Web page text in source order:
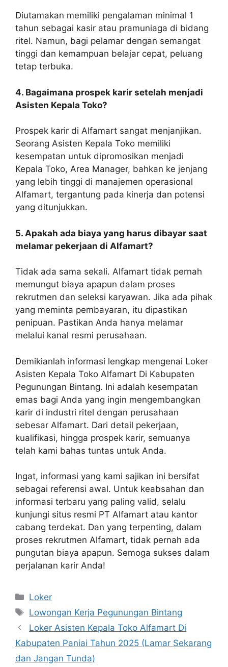
Diutamakan memiliki pengalaman minimal 1
tahun sebagai kasir atau pramuniaga di bidang
ritel. Namun, bagi pelamar dengan semangat
tinggi dan kemampuan belajar cepat, peluang
tetap terbuka.
4. Bagaimana prospek karir setelah menjadi
Asisten Kepala Toko?
Prospek karir di Alfamart sangat menjanjikan.
Seorang Asisten Kepala Toko memiliki
kesempatan untuk dipromosikan menjadi
Kepala Toko, Area Manager, bahkan ke jenjang
yang lebih tinggi di manajemen operasional
Alfamart, tergantung pada kinerja dan potensi
yang ditunjukkan.
5. Apakah ada biaya yang harus dibayar saat
melamar pekerjaan di Alfamart?
Tidak ada sama sekali. Alfamart tidak pernah
memungut biaya apapun dalam proses
rekrutmen dan seleksi karyawan. Jika ada pihak
yang meminta pembayaran, itu dipastikan
penipuan. Pastikan Anda hanya melamar
melalui kanal resmi perusahaan.
Demikianlah informasi lengkap mengenai Loker
Asisten Kepala Toko Alfamart Di Kabupaten
Pegunungan Bintang. Ini adalah kesempatan
emas bagi Anda yang ingin mengembangkan
karir di industri ritel dengan perusahaan
sebesar Alfamart. Dari detail pekerjaan,
kualifikasi, hingga prospek karir, semuanya
telah kami bahas tuntas untuk Anda.
Ingat, informasi yang kami sajikan ini bersifat
sebagai referensi awal. Untuk keabsahan dan
informasi terbaru yang paling valid, selalu
kunjungi situs resmi PT Alfamart atau kantor
cabang terdekat. Dan yang terpenting, dalam
proses rekrutmen Alfamart, tidak pernah ada
pungutan biaya apapun. Semoga sukses dalam
perjalanan karir Anda!
Kategori
Loker
Tag
Lowongan Kerja Pegunungan Bintang
Loker Asisten Kepala Toko Alfamart Di
Kabupaten Paniai Tahun 2025 (Lamar Sekarang
dan Jangan Tunda)